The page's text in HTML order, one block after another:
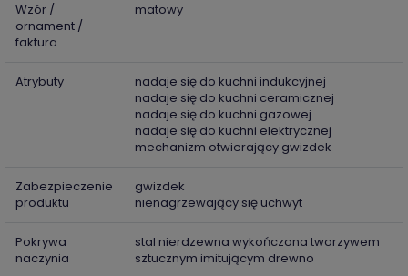
Wzór /
ornament /
faktura
matowy
Atrybuty
nadaje się do kuchni indukcyjnej
nadaje się do kuchni ceramicznej
nadaje się do kuchni gazowej
nadaje się do kuchni elektrycznej
mechanizm otwierający gwizdek
Zabezpieczenie
produktu
gwizdek
nienagrzewający się uchwyt
Pokrywa
naczynia
stal nierdzewna wykończona tworzywem
sztucznym imitującym drewno